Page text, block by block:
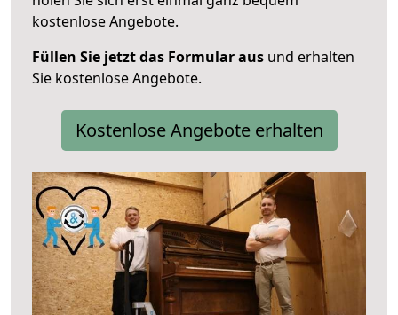
kostenlose Angebote.
Füllen Sie jetzt das Formular aus und erhalten
Sie kostenlose Angebote.
Kostenlose Angebote erhalten